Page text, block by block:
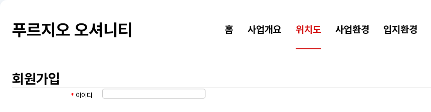
푸르지오 오셔니티 홈 사업개요 위치도 사업환경 입지환경
회원가입
* 아이디